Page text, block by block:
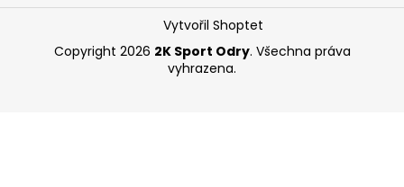
Vytvořil Shoptet
Copyright 2026 2K Sport Odry. Všechna práva
vyhrazena.